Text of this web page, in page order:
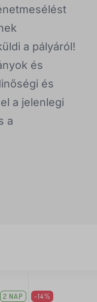
a pályáról!
és
és
a jelenlegi
a
2 NAP -14%